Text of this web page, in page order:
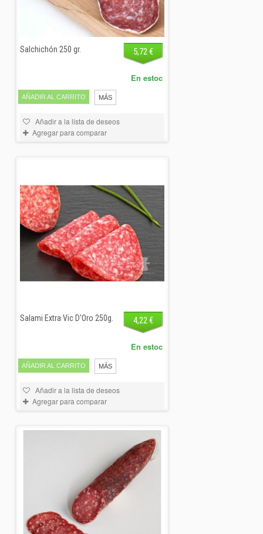
Salchichón 250 gr. 5,72 €
AÑADIR AL CARRITO MÁS
En estoc
Añadir a la lista de deseos
Agregar para comparar
Salami Extra Vic D'Oro 250g. 4,22 €
AÑADIR AL CARRITO MÁS
En estoc
Añadir a la lista de deseos
Agregar para comparar